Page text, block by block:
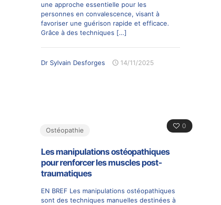
une approche essentielle pour les
personnes en convalescence, visant à
favoriser une guérison rapide et efficace.
Grâce à des techniques […]
Dr Sylvain Desforges 14/11/2025
0
Ostéopathie
Les manipulations ostéopathiques
pour renforcer les muscles post-
traumatiques
EN BREF Les manipulations ostéopathiques
sont des techniques manuelles destinées à